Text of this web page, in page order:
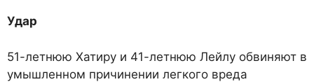
Удар
51-летнюю Хатиру и 41-летнюю Лейлу обвиняют в
умышленном причинении легкого вреда